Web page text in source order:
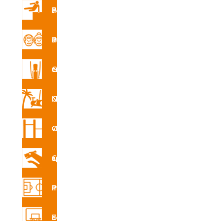
Parques de Parkour
Parque de mayores
Gimnasio en la calle
Circuito Nforma
Circuito vita
Circuito canino agility
Pistas multideporte
Equipamiento deportivo
R4150
A
INS
E
CAD
R4150
Certifi